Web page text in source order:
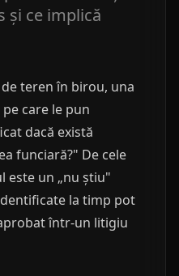
și ce implică
teren în birou, una
care le pun
dacă există
funciară?" De cele
este un „nu știu"
la timp pot
într-un litigiu